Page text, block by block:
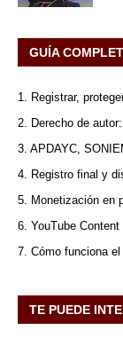
GUÍA
1. Registrar,
2. Derecho de
3. APDAYC,
4. Registro final y
5. Monetización en
6. YouTube
7. Cómo funciona
TE PUEDE